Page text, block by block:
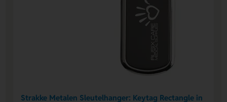
Strakke Metalen Sleutelhanger: Keytag Rectangle in